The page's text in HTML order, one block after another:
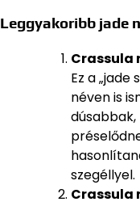
Leggyakoribb jade
Crassula
Ez a „jade
néven is
szegéllyel.
Crassula